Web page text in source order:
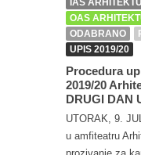
IAS
OAS
ODABRANO
UPIS 2019/20
Procedura
2019/20
DRUGI DAN
UTORAK, 9.
u amfiteatru